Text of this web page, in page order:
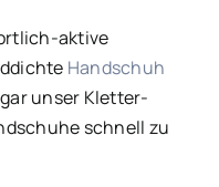
aktive
Handschuh
unser Kletter-
schnell zu